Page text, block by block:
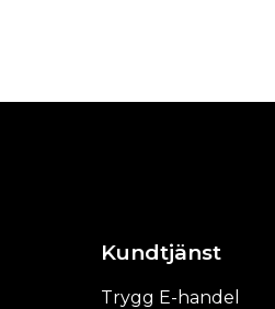
Kundtjänst
Trygg E-handel